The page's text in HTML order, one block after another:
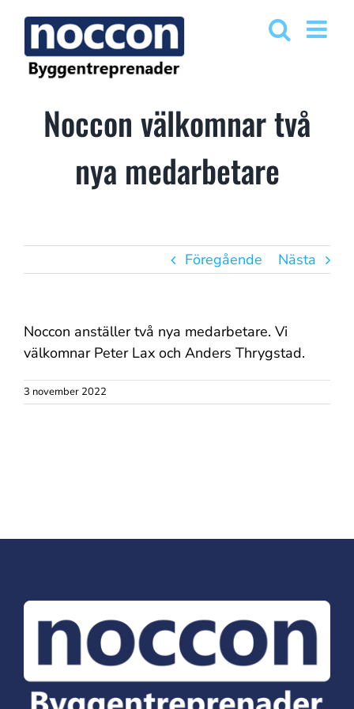
innehållet
Noccon välkomnar två
nya medarbetare
Föregående Nästa
Noccon anställer två nya medarbetare. Vi
välkomnar Peter Lax och Anders Thrygstad.
3 november 2022